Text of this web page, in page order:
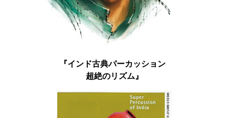
『インド古典パーカッション
超絶のリズム』